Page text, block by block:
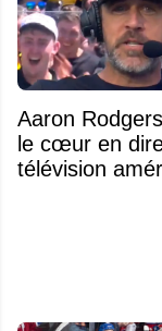
Aaron
le cœur en
télévision